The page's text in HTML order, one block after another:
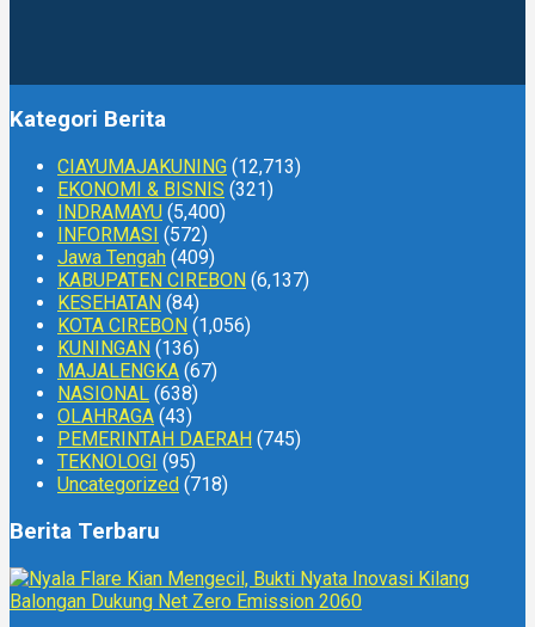
Kategori Berita
CIAYUMAJAKUNING (12,713)
EKONOMI & BISNIS (321)
INDRAMAYU (5,400)
INFORMASI (572)
Jawa Tengah (409)
KABUPATEN CIREBON (6,137)
KESEHATAN (84)
KOTA CIREBON (1,056)
KUNINGAN (136)
MAJALENGKA (67)
NASIONAL (638)
OLAHRAGA (43)
PEMERINTAH DAERAH (745)
TEKNOLOGI (95)
Uncategorized (718)
Berita Terbaru